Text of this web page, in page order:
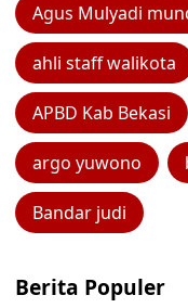
Agus Mulyadi
ahli staff walikota
APBD Kab Bekasi
argo yuwono
Bandar judi
Berita Populer